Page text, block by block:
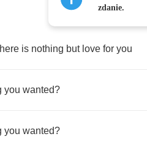
is nothing but love for you
you wanted?
you wanted?
zdanie.